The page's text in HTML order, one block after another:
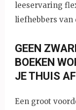
leeservaring
liefhebbers
GEEN
BOEKEN
JE THUIS
Een groot